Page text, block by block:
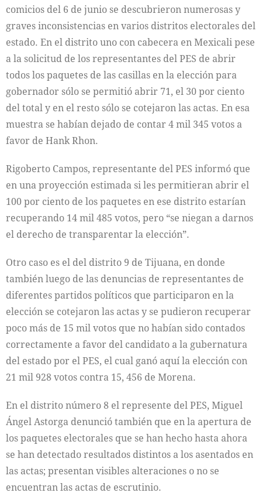
comicios del 6 de junio se descubrieron numerosas y
graves inconsistencias en varios distritos electorales del
estado. En el distrito uno con cabecera en Mexicali pese
a la solicitud de los representantes del PES de abrir
todos los paquetes de las casillas en la elección para
gobernador sólo se permitió abrir 71, el 30 por ciento
del total y en el resto sólo se cotejaron las actas. En esa
muestra se habían dejado de contar 4 mil 345 votos a
favor de Hank Rhon.
Rigoberto Campos, representante del PES informó que
en una proyección estimada si les permitieran abrir el
100 por ciento de los paquetes en ese distrito estarían
recuperando 14 mil 485 votos, pero “se niegan a darnos
el derecho de transparentar la elección”.
Otro caso es el del distrito 9 de Tijuana, en donde
también luego de las denuncias de representantes de
diferentes partidos políticos que participaron en la
elección se cotejaron las actas y se pudieron recuperar
poco más de 15 mil votos que no habían sido contados
correctamente a favor del candidato a la gubernatura
del estado por el PES, el cual ganó aquí la elección con
21 mil 928 votos contra 15, 456 de Morena.
En el distrito número 8 el represente del PES, Miguel
Ángel Astorga denunció también que en la apertura de
los paquetes electorales que se han hecho hasta ahora
se han detectado resultados distintos a los asentados en
las actas; presentan visibles alteraciones o no se
encuentran las actas de escrutinio.